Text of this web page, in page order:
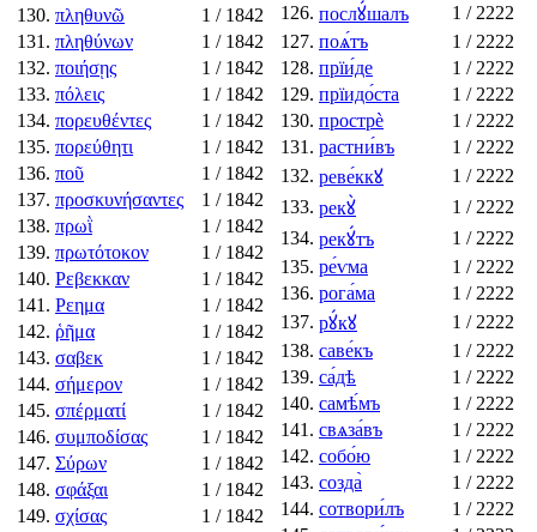
130. πληθυνῶ 1 / 1842
131. πληθύνων 1 / 1842
132. ποιήσῃς 1 / 1842
133. πόλεις 1 / 1842
134. πορευθέντες 1 / 1842
135. πορεύθητι 1 / 1842
136. ποῦ 1 / 1842
137. προσκυνήσαντες 1 / 1842
138. πρωῒ 1 / 1842
139. πρωτότοκον 1 / 1842
140. Ρεβεκκαν 1 / 1842
141. Ρεημα 1 / 1842
142. ῥῆμα 1 / 1842
143. σαβεκ 1 / 1842
144. σήμερον 1 / 1842
145. σπέρματί 1 / 1842
146. συμποδίσας 1 / 1842
147. Σύρων 1 / 1842
148. σφάξαι 1 / 1842
149. σχίσας 1 / 1842
126. послꙋ́шалъ 1 / 2222
127. поѧ́тъ 1 / 2222
128. прїи́де 1 / 2222
129. прїидо́ста 1 / 2222
130. прострѐ 1 / 2222
131. растни́въ 1 / 2222
132. реве́ккꙋ 1 / 2222
133. рекꙋ̀ 1 / 2222
134. рекꙋ́тъ 1 / 2222
135. ре́ѵма 1 / 2222
136. рога́ма 1 / 2222
137. рꙋ́кꙋ 1 / 2222
138. саве́къ 1 / 2222
139. са́дѣ 1 / 2222
140. самѣ́мъ 1 / 2222
141. свѧза́въ 1 / 2222
142. собо́ю 1 / 2222
143. созда̀ 1 / 2222
144. сотвори́лъ 1 / 2222